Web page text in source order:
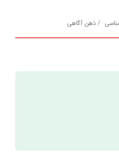
ذهن آگاهی